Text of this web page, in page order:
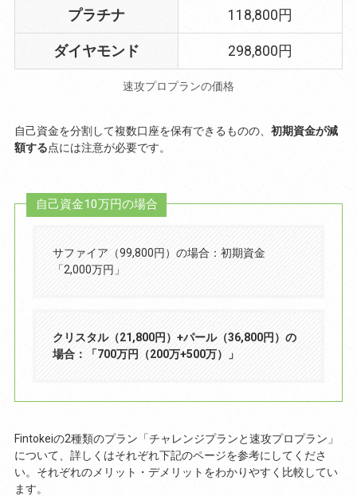
プラチナ 118,800円
ダイヤモンド 298,800円
速攻プロプランの価格
自己資金を分割して複数口座を保有できるものの、 初期資金が減
額する点には注意が必要です。
自己資金10万円の場合
サファイア（99,800円）の場合：初期資金
「2,000万円」
クリスタル（21,800円）+パール（36,800円）の
場合：「700万円（200万+500万）」
Fintokeiの2種類のプラン「チャレンジプランと速攻プロプラン」
について、詳しくはそれぞれ下記のページを参考にしてくださ
い。それぞれのメリット・デメリットをわかりやすく比較してい
ます。